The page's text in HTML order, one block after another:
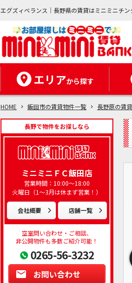
エグズィベランス｜長野県の賃貸はミニミニチン
エリアから探す
HOME 飯田市の賃貸物件一覧 長野原の賃
長野で物件をお探しなら
ミニミニＦＣ飯田店
営業時間：10:00～18:00
火曜日（1～3月は休まず営業！）
会社概要 店舗一覧
空室問い合わせ・ご相談、
非公開物件も多数ご紹介可能！
0265-56-3232
お問い合わせ